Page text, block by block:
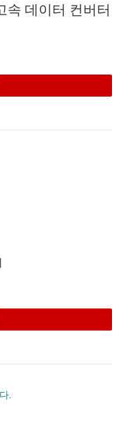
속 데이터 컨버터
.